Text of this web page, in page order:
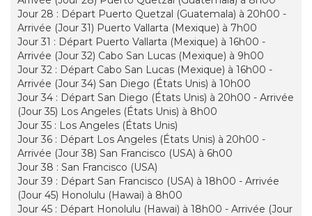
Jour 28 : Départ Puerto Quetzal (Guatemala) à 20h00 -
Arrivée (Jour 31) Puerto Vallarta (Mexique) à 7h00
Jour 31 : Départ Puerto Vallarta (Mexique) à 16h00 -
Arrivée (Jour 32) Cabo San Lucas (Mexique) à 9h00
Jour 32 : Départ Cabo San Lucas (Mexique) à 16h00 -
Arrivée (Jour 34) San Diego (États Unis) à 10h00
Jour 34 : Départ San Diego (États Unis) à 20h00 - Arrivée
(Jour 35) Los Angeles (États Unis) à 8h00
Jour 35 : Los Angeles (États Unis)
Jour 36 : Départ Los Angeles (États Unis) à 20h00 -
Arrivée (Jour 38) San Francisco (USA) à 6h00
Jour 38 : San Francisco (USA)
Jour 39 : Départ San Francisco (USA) à 18h00 - Arrivée
(Jour 45) Honolulu (Hawai) à 8h00
Jour 45 : Départ Honolulu (Hawai) à 18h00 - Arrivée (Jour